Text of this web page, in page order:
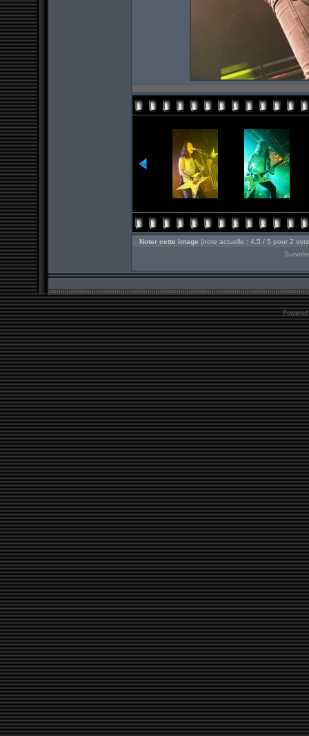
Noter cette image (note actuelle : 4.5 / 5 pour 2